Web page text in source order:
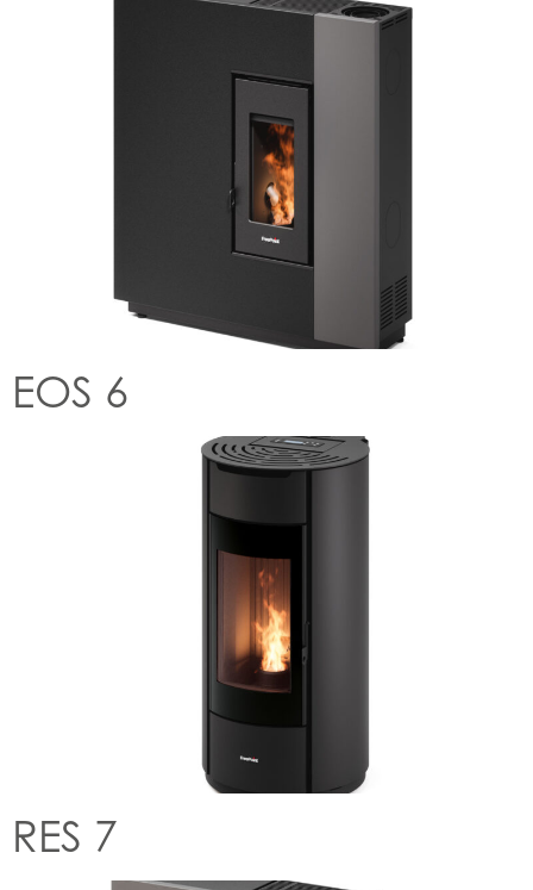
EOS 6
RES 7